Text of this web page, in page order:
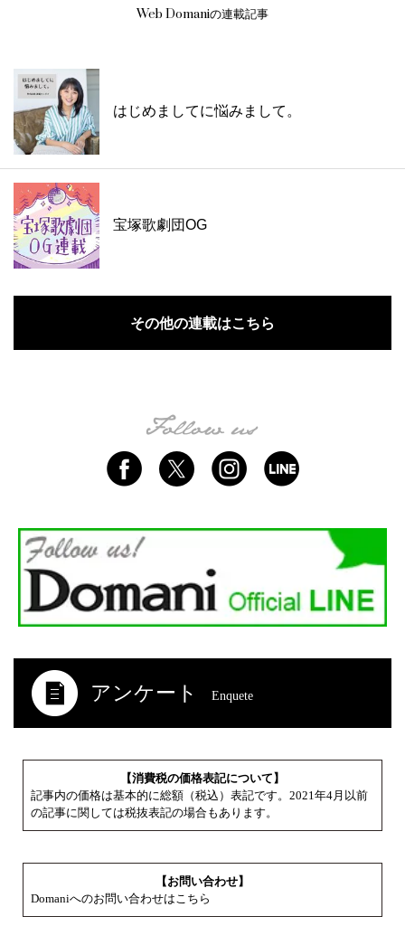
Web Domaniの連載記事
はじめましてに悩みまして。
宝塚歌劇団OG
その他の連載はこちら
アンケート Enquete
【消費税の価格表記について】
記事内の価格は基本的に総額（税込）表記です。2021年4月以前
の記事に関しては税抜表記の場合もあります。
【お問い合わせ】
Domaniへのお問い合わせはこちら